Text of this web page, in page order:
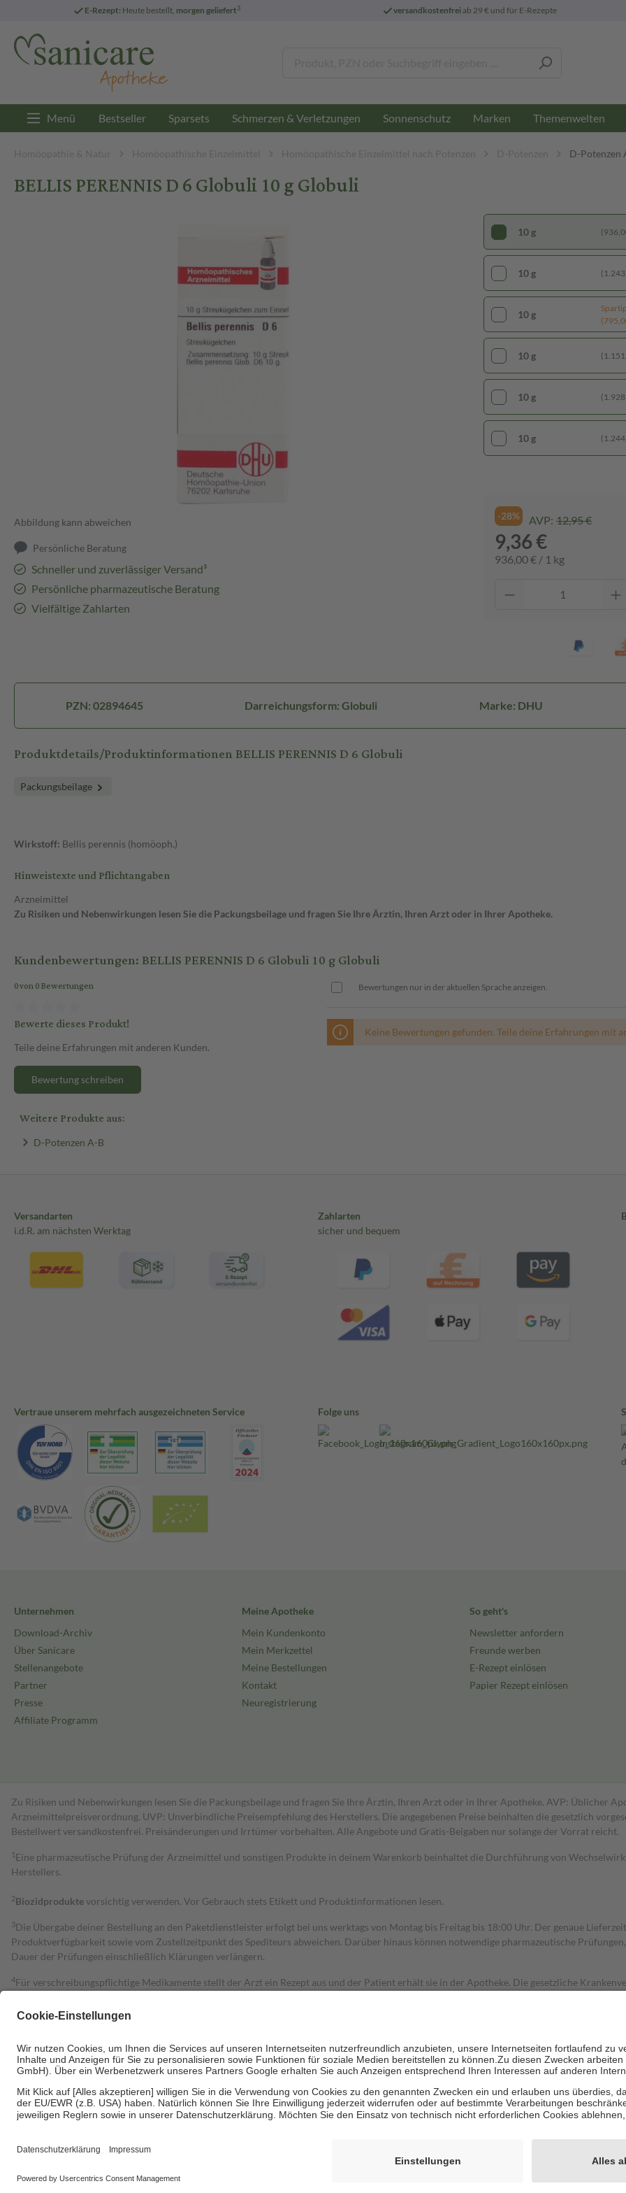
E-Rezept: Heute bestellt, morgen geliefert3 versandkostenfreiab 29 € und für E-Rezepte
Menü Bestseller Sparsets Schmerzen & Verletzungen Sonnenschutz Marken Themenwelten
Homöopathie & Natur Homöopathische Einzelmittel Homöopathische Einzelmittel nach Potenzen D-Potenzen D-Potenzen
BELLIS PERENNIS D 6 Globuli 10 g Globuli
Abbildung kann abweichen
Persönliche Beratung
Schneller und zuverlässiger Versand³
Persönliche pharmazeutische Beratung
Vielfältige Zahlarten
10 g
10 g
10 g
10 g
10 g
10 g
-28% AVP: 12,95 €
9,36 €
936,00 € / 1 kg
PZN: 02894645 Darreichungsform: Globuli Marke: DHU
Produktdetails/Produktinformationen BELLIS PERENNIS D 6 Globuli
Packungsbeilage
Wirkstoff: Bellis perennis (homöoph.)
Hinweistexte und Pflichtangaben
Arzneimittel
Zu Risiken und Nebenwirkungen lesen Sie die Packungsbeilage und fragen Sie Ihre Ärztin, Ihren Arzt oder in Ihrer Apotheke.
Kundenbewertungen: BELLIS PERENNIS D 6 Globuli 10 g Globuli
0 von 0 Bewertungen
Bewerte dieses Produkt!
Teile deine Erfahrungen mit anderen Kunden.
Bewertung schreiben
Bewertungen nur in der aktuellen Sprache anzeigen.
Keine Bewertungen gefunden. Teile deine Erfahrungen mit
Weitere Produkte aus:
D-Potenzen A-B
Versandarten
i.d.R. am nächsten Werktag
Zahlarten
sicher und bequem
Vertraue unserem mehrfach ausgezeichneten Service Folge uns
Unternehmen
Download-Archiv
Über Sanicare
Stellenangebote
Partner
Presse
Affiliate Programm
Meine Apotheke
Mein Kundenkonto
Mein Merkzettel
Meine Bestellungen
Kontakt
Neuregistrierung
So geht's
Newsletter anfordern
Freunde werben
E-Rezept einlösen
Papier Rezept einlösen
Zu Risiken und Nebenwirkungen lesen Sie die Packungsbeilage und fragen Sie Ihre Ärztin, Ihren Arzt oder in Ihrer Apotheke. AVP: Üblicher
Arzneimittelpreisverordnung. UVP: Unverbindliche Preisempfehlung des Herstellers. Die angegebenen Preise beinhalten die gesetzlich
Bestell­wert versand­kosten­frei. Preisänderungen und Irrtümer vorbehalten. Alle Angebote und Gratis-Beigaben nur solange der Vorrat reicht.
1 Eine pharmazeutische Prüfung der Arzneimittel und sonstigen Produkte in deinem Warenkorb beinhaltet die Durchführung von
Herstellers.
2Biozidproduktevorsichtig verwenden. Vor Gebrauch stets Etikett und Produktinformationen lesen.
3Die Übergabe deiner Bestellung an den Paketdienstleister erfolgt bei uns werktags von Montag bis Freitag bis 18:00 Uhr. Der genaue
Produktverfügbarkeit sowie vom Zustellzeitpunkt des Spediteurs abweichen. Darüber hinaus können notwendige pharmazeutische
Dauer der Prüfungen einschließlich Klärungen verlängern.
4Für verschreibungspflichtige Medikamente stellt der Arzt ein Rezept aus und der Patient erhält sie in der Apotheke. Die gesetzliche
Grundsätzlich leisten Mitglieder Zuzahlungen in Höhe von zehn Prozent des Abgabepreises,
Bei Heilmitteln und häuslicher Krankenpflege beträgt die Zuzahlung zehn Prozent der Kosten sowie zehn Euro je Verordnung.
Um das Engagement der Versicherten für ihre eigene Gesundheit zu stärken und die besondere Stellung der Familie zu unterstützen, fallen
• Untersuchungen zur Vorsorge und Früherkennung, die von der GKV getragen werden
• empfohlenen Schutzimpfungen
Wir nutzen Trusted Shops als unabhängigen Dienstleister für die Einholung von Bewertungen. Trusted Shops hat Maßnahmen getroffen, um